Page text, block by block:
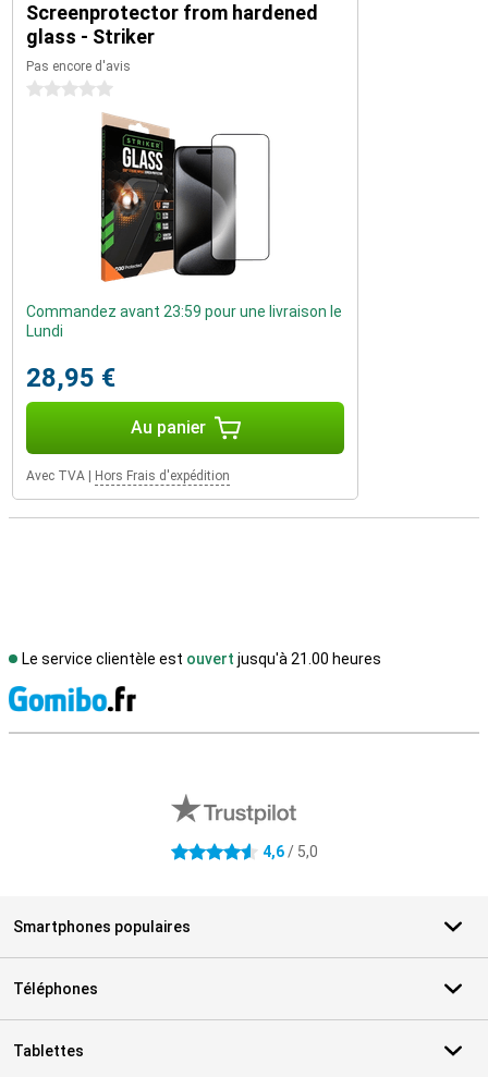
Screenprotector from hardened
glass - Striker
Pas encore d'avis
0 étoiles
Commandez avant 23:59 pour une livraison le
Lundi
28,95 €
Au panier
Avec TVA Hors Frais d'expédition
Le service clientèle est ouvert jusqu'à 21.00 heures
4.6 étoiles 4,6/ 5,0
Smartphones populaires
Téléphones
Tablettes